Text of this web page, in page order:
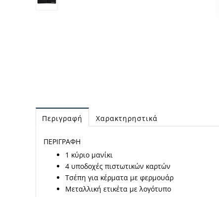
Περιγραφή Χαρακτηρηστικά
ΠΕΡΙΓΡΑΦΗ
1 κύριο μανίκι
4 υποδοχές πιστωτικών καρτών
Τσέπη για κέρματα με φερμουάρ
Μεταλλική ετικέτα με λογότυπο